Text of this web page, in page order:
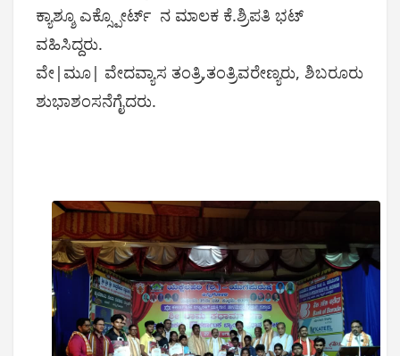
ಕ್ಯಾಶ್ಶೂ ಎಕ್ಸ್ಪೋರ್ಟ್ ನ ಮಾಲಕ ಕೆ.ಶ್ರಿಪತಿ ಭಟ್
ವಹಿಸಿದ್ದರು.
ವೇ|ಮೂ| ವೇದವ್ಯಾಸ ತಂತ್ರಿ,ತಂತ್ರಿವರೇಣ್ಯರು, ಶಿಬರೂರು
ಶುಭಾಶಂಸನೆಗೈದರು.